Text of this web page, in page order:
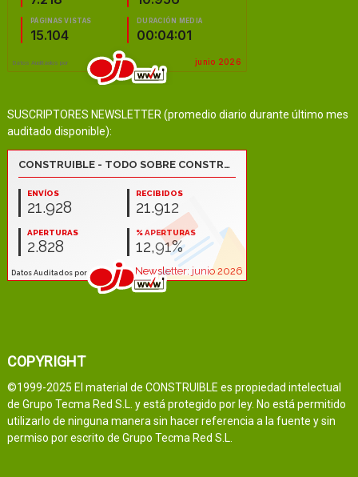
SUSCRIPTORES NEWSLETTER (promedio diario durante último mes
auditado disponible):
COPYRIGHT
©1999-2025 El material de CONSTRUIBLE es propiedad intelectual
de Grupo Tecma Red S.L. y está protegido por ley. No está permitido
utilizarlo de ninguna manera sin hacer referencia a la fuente y sin
permiso por escrito de Grupo Tecma Red S.L.